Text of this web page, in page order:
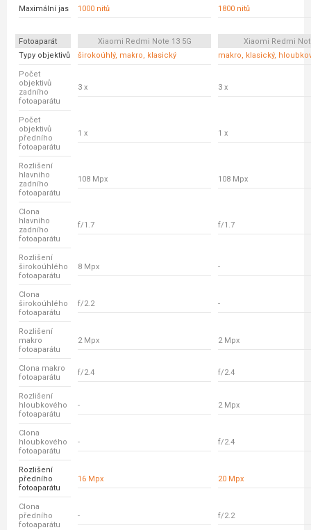
Maximální jas 1000 nitů 1800 nitů
Fotoaparát Xiaomi Redmi Note 13 5G
Xiaomi Redmi
Typy objektivů
širokoúhlý, makro, klasický makro, klasický,
Počet
objektivů
zadního
fotoaparátu
3 x 3 x
Počet
objektivů
předního
fotoaparátu
1 x 1 x
Rozlišení
hlavního
zadního
fotoaparátu
108 Mpx 108 Mpx
Clona
hlavního
zadního
fotoaparátu
f/1.7 f/1.7
Rozlišení
širokoúhlého
fotoaparátu
8 Mpx -
Clona
širokoúhlého
fotoaparátu
f/2.2 -
Rozlišení
makro
fotoaparátu
2 Mpx 2 Mpx
Clona makro
fotoaparátu
f/2.4 f/2.4
Rozlišení
hloubkového
fotoaparátu
- 2 Mpx
Clona
hloubkového
fotoaparátu
- f/2.4
Rozlišení
předního
fotoaparátu
16 Mpx 20 Mpx
Clona
předního
fotoaparátu
- f/2.2